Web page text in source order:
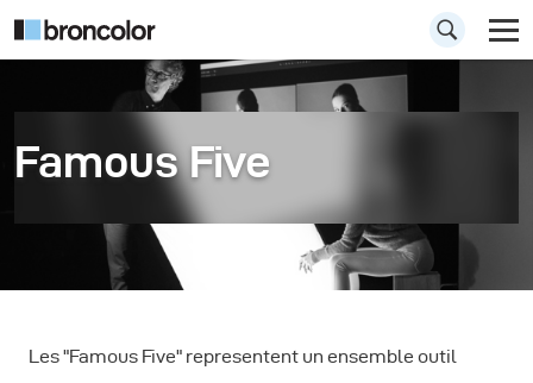
Famous Five
Les "Famous Five" representent un ensemble outil